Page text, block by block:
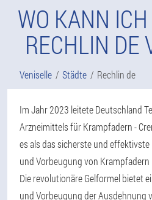
WO KANN
RECHLIN DE
Veniselle Städte Rechlin de
Im Jahr 2023 leitete Deutschland
Arzneimittels für Krampfadern -
es als das sicherste und
und Vorbeugung von
Die revolutionäre Gelformel bietet
und Vorbeugung der Ausdehnung